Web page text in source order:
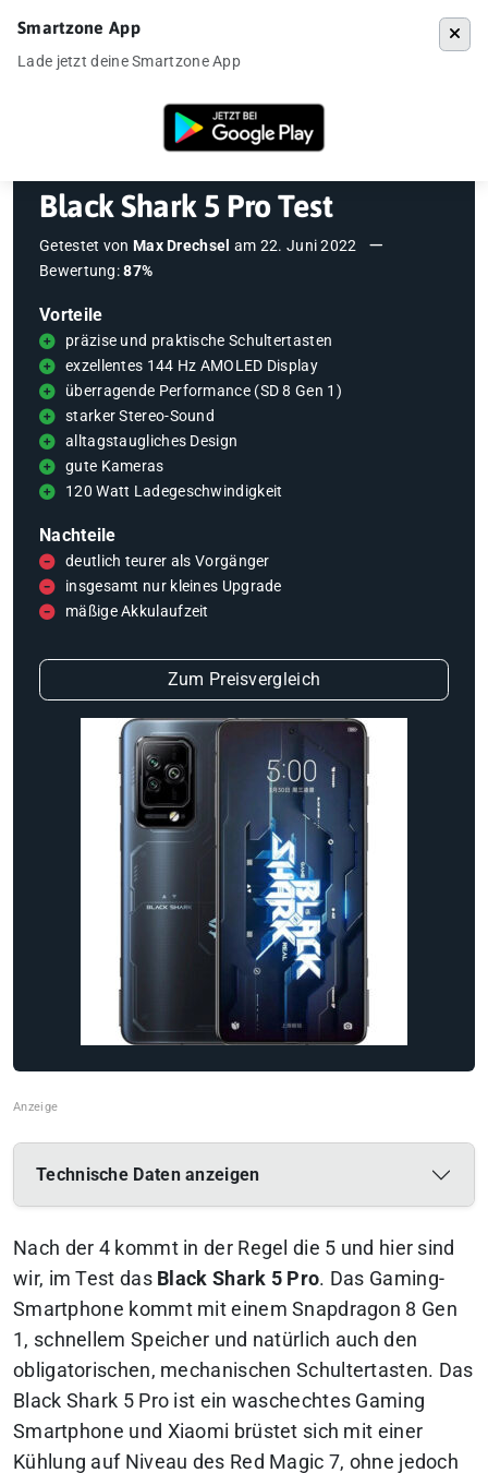
Testberichte Black Shark 5 Pro Test
Black Shark 5 Pro Test
Getestet von Max Drechsel am 22. Juni 2022
Bewertung:87%
Vorteile
präzise und praktische Schultertasten
exzellentes 144 Hz AMOLED Display
überragende Performance (SD 8 Gen 1)
starker Stereo-Sound
alltagstaugliches Design
gute Kameras
120 Watt Ladegeschwindigkeit
Nachteile
deutlich teurer als Vorgänger
insgesamt nur kleines Upgrade
mäßige Akkulaufzeit
Zum Preisvergleich
Technische Daten anzeigen
Nach der 4 kommt in der Regel die 5 und hier sind
wir, im Test das Black Shark 5 Pro. Das Gaming-
Smartphone kommt mit einem Snapdragon 8 Gen
1, schnellem Speicher und natürlich auch den
obligatorischen, mechanischen Schultertasten. Das
Black Shark 5 Pro ist ein waschechtes Gaming
Smartphone und Xiaomi brüstet sich mit einer
Kühlung auf Niveau des Red Magic 7, ohne jedoch
Smartzone App
Lade jetzt deine Smartzone App